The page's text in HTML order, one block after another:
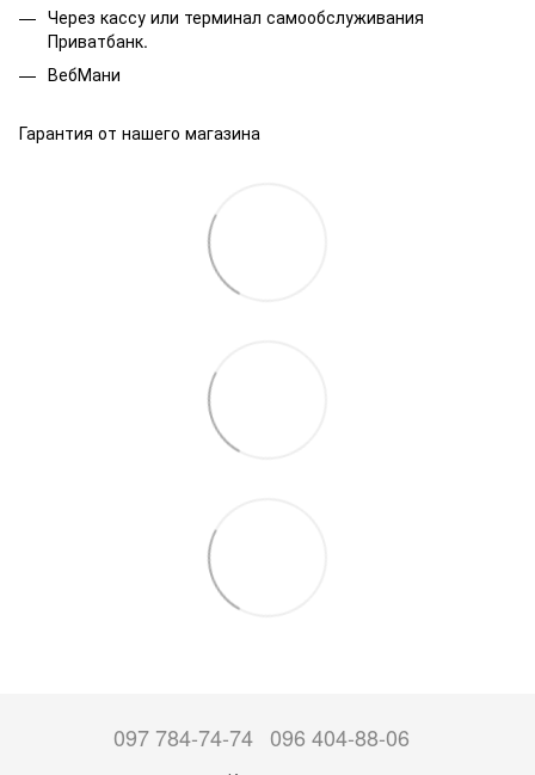
Через кассу или терминал самообслуживания
Приватбанк.
ВебМани
Гарантия от нашего магазина
097 784-74-74 096 404-88-06